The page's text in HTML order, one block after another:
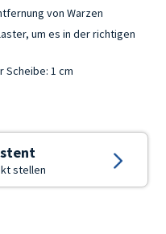
von Warzen
um es in der richtigen
Scheibe: 1 cm
stellen